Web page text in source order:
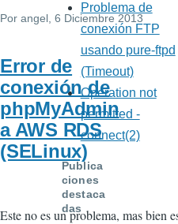
Por angel , 6 Diciembre 2013
Error de
conexión de
phpMyAdmin
a AWS RDS
(SELinux)
Este no es un problema, mas bien
Problema de
conexión FTP
usando pure-ftpd
(Timeout)
Operation not
permitted -
connect(2)
Publica
ciones
destaca
das